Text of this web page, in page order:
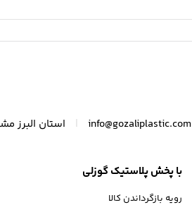
info@gozaliplastic.com استان البرز
با پخش پلاستیک گوزلی
رویه بازگرداندن کالا